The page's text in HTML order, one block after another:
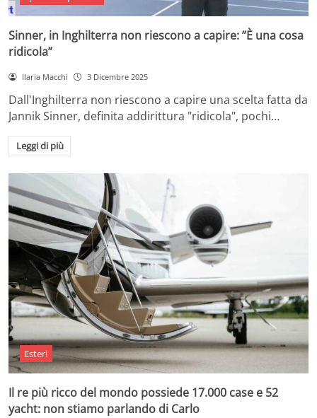
Sinner, in Inghilterra non riescono a capire: ”È una cosa
ridicola”
Ilaria Macchi 3 Dicembre 2025
Dall'Inghilterra non riescono a capire una scelta fatta da
Jannik Sinner, definita addirittura "ridicola", pochi…
Leggi di più
Esteri
Il re più ricco del mondo possiede 17.000 case e 52
yacht: non stiamo parlando di Carlo